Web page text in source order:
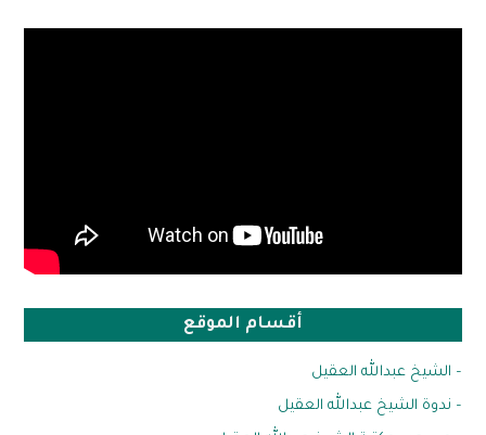
أقسام الموقع
– الشيخ عبدالله العقيل
– ندوة الشيخ عبدالله العقيل